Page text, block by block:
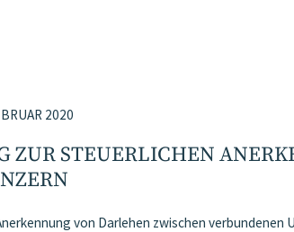
2020
ZUR STEUERLICHEN
von Darlehen zwischen